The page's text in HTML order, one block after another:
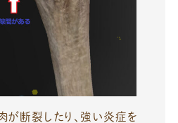
が断裂したり、強い炎症を